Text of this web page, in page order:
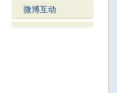
微博互动